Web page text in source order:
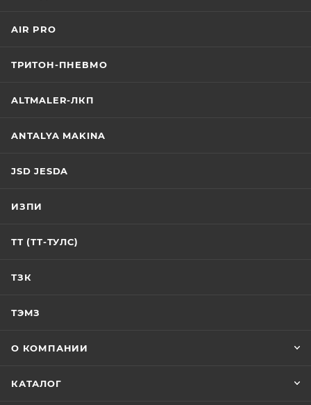
AIR PRO
ТРИТОН-ПНЕВМО
ALTMALER-ЛКП
ANTALYA MAKINA
JSD JESDA
ИЗПИ
ТТ (ТТ-ТУЛС)
ТЗК
ТЭМЗ
О КОМПАНИИ
КАТАЛОГ